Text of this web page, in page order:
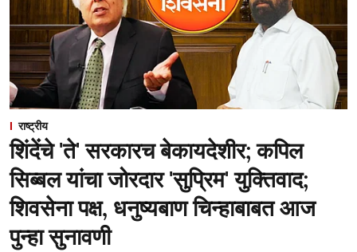
राष्ट्रीय
शिंदेंचे 'ते' सरकारच बेकायदेशीर; कपिल
सिब्बल यांचा जोरदार 'सुप्रिम' युक्तिवाद;
शिवसेना पक्ष, धनुष्यबाण चिन्हाबाबत आज
पुन्हा सुनावणी